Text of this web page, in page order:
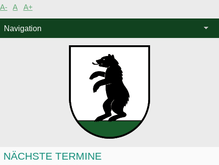
A- A A+
Navigation
NÄCHSTE TERMINE